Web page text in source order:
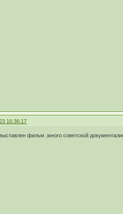
16:36:17
фильм ,много советской